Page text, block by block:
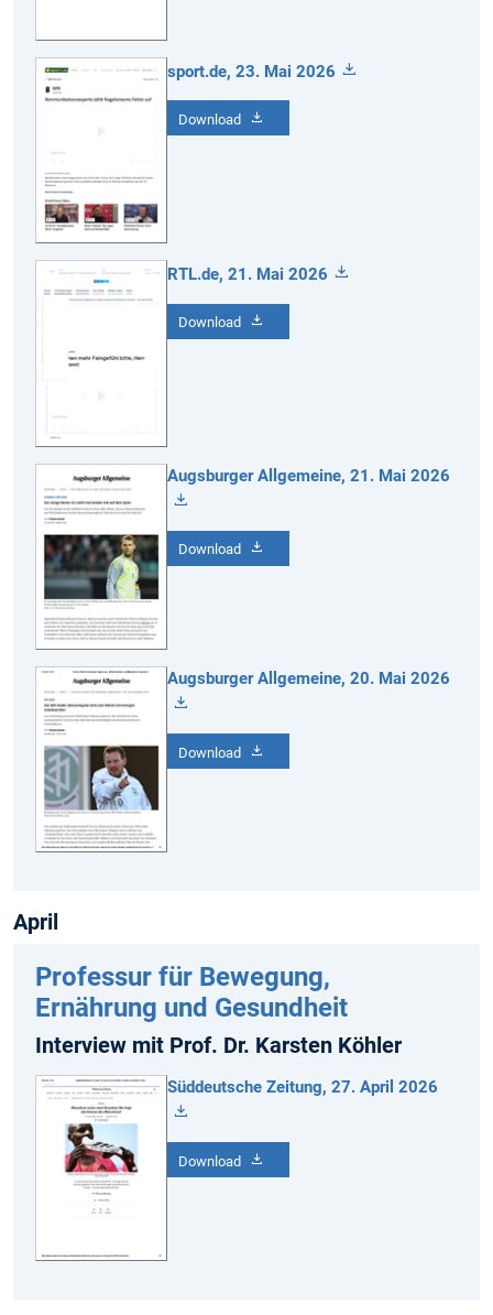
sport.de, 23. Mai 2026
Download
RTL.de, 21. Mai 2026
Download
Augsburger Allgemeine, 21. Mai 2026
Download
Augsburger Allgemeine, 20. Mai 2026
Download
April
Professur für Bewegung,
Ernährung und Gesundheit
Interview mit Prof. Dr. Karsten Köhler
Süddeutsche Zeitung, 27. April 2026
Download